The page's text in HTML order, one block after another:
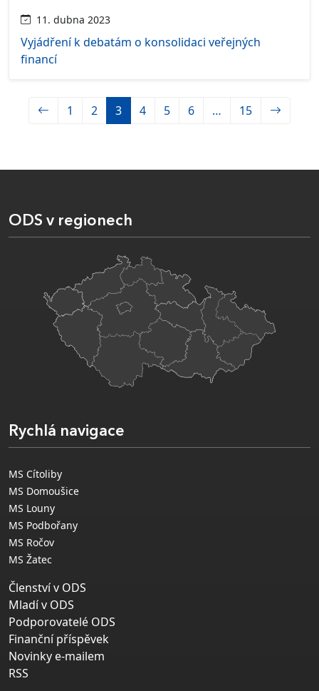
11. dubna 2023
Vyjádření k debatám o konsolidaci veřejných
financí
1 2 3 4 5 6 … 15
ODS v regionech
Rychlá navigace
MS Cítoliby
MS Domoušice
MS Louny
MS Podbořany
MS Ročov
MS Žatec
Členství v ODS
Mladí v ODS
Podporovatelé ODS
Finanční příspěvek
Novinky e-mailem
RSS